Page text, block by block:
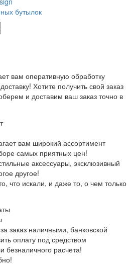
бутылок
вам оперативную обработку
Хотите получить свой заказ
и доставим ваш заказ точно в
вам широкий ассортимент
самых приятных цен!
аксессуары, эксклюзивный
другое!
что искали, и даже то, о чем только
заказ наличными, банковской
оплату под средством
безналичного расчета!